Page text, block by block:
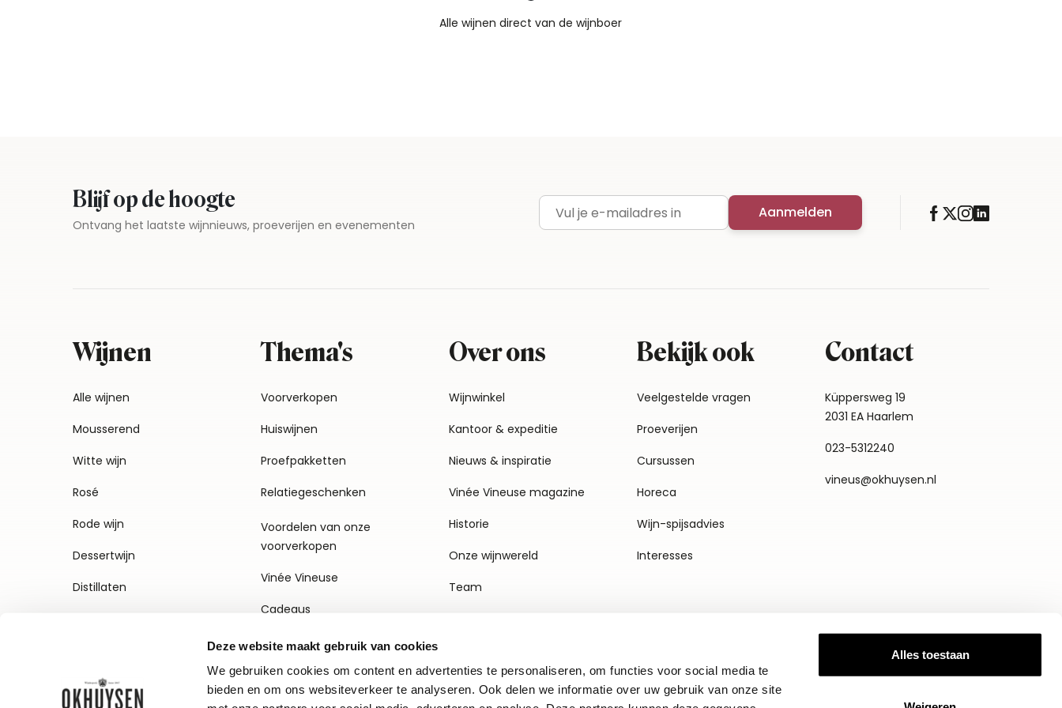
Deze website maakt gebruik van cookies
We gebruiken cookies om content en advertenties te personaliseren, om functies voor social media te
bieden en om ons websiteverkeer te analyseren. Ook delen we informatie over uw gebruik van onze site
Alles toestaan
Alle wijnen direct van de wijnboer
Blijf op de hoogte
Ontvang het laatste wijnnieuws, proeverijen en evenementen E-mailadres Aanmelden
Wijnen
Alle wijnen
Mousserend
Witte wijn
Rosé
Rode wijn
Dessertwijn
Distillaten
Thema's
Voorverkopen
Huiswijnen
Proefpakketten
Relatiegeschenken
Voordelen van onze
voorverkopen
Vinée Vineuse
Cadeaus
Over ons
Wijnwinkel
Kantoor & expeditie
Nieuws & inspiratie
Vinée Vineuse magazine
Historie
Onze wijnwereld
Team
Contact
Bekijk ook
Veelgestelde vragen
Proeverijen
Cursussen
Horeca
Wijn-spijsadvies
Interesses
Contact
Küppersweg 19
2031 EA Haarlem
023-5312240
vineus@okhuysen.nl